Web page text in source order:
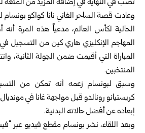
تصب في النهاية في إضافة المزيد من المتعة
وعادت قصة الساحر الغاني نانا كواكو
الحالية لكأس العالم، مدعياً هذه المرة
المهاجم الإنكليزي هاري كين من التسجيل
المباراة التي أقيمت ضمن الجولة الثانية،
المنتخبين.
وسبق لبونسام زعمه أنه تمكن من
إبعاده عن أفضل حالاته البدنية.
وبعد اللقاء، نشر بونسام مقطع فيديو عبر